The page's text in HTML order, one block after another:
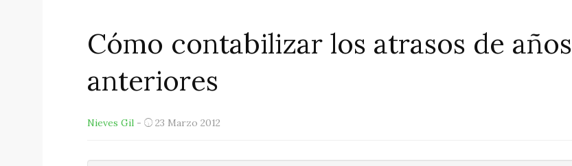
Cómo contabilizar los atrasos de años
anteriores
Nieves Gil - 23 Marzo 2012